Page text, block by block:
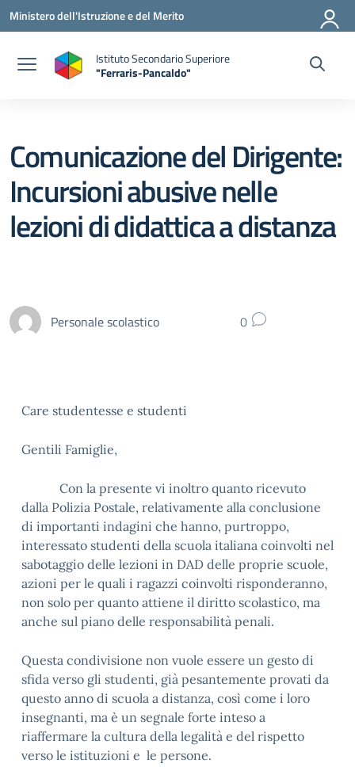
Vai ai contenuti
Vai al menu di navigazione
Vai al footer
Ministero dell'Istruzione e del Merito
Istituto Secondario Superiore
"Ferraris-Pancaldo"
Comunicazione del Dirigente:
Incursioni abusive nelle
lezioni di didattica a distanza
Personale scolastico 0
Care studentesse e studenti
Gentili Famiglie,
Con la presente vi inoltro quanto ricevuto
dalla Polizia Postale, relativamente alla conclusione
di importanti indagini che hanno, purtroppo,
interessato studenti della scuola italiana coinvolti nel
sabotaggio delle lezioni in DAD delle proprie scuole,
azioni per le quali i ragazzi coinvolti risponderanno,
non solo per quanto attiene il diritto scolastico, ma
anche sul piano delle responsabilità penali.
Questa condivisione non vuole essere un gesto di
sfida verso gli studenti, già pesantemente provati da
questo anno di scuola a distanza, così come i loro
insegnanti, ma è un segnale forte inteso a
riaffermare la cultura della legalità e del rispetto
verso le istituzioni e le persone.